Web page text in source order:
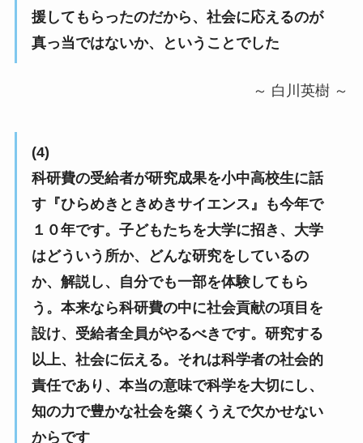
援してもらったのだから、社会に応えるのが
真っ当ではないか、ということでした
～ 白川英樹 ～
(4)
科研費の受給者が研究成果を小中高校生に話
す『ひらめきときめきサイエンス』も今年で
１０年です。子どもたちを大学に招き、大学
はどういう所か、どんな研究をしているの
か、解説し、自分でも一部を体験してもら
う。本来なら科研費の中に社会貢献の項目を
設け、受給者全員がやるべきです。研究する
以上、社会に伝える。それは科学者の社会的
責任であり、本当の意味で科学を大切にし、
知の力で豊かな社会を築くうえで欠かせない
からです